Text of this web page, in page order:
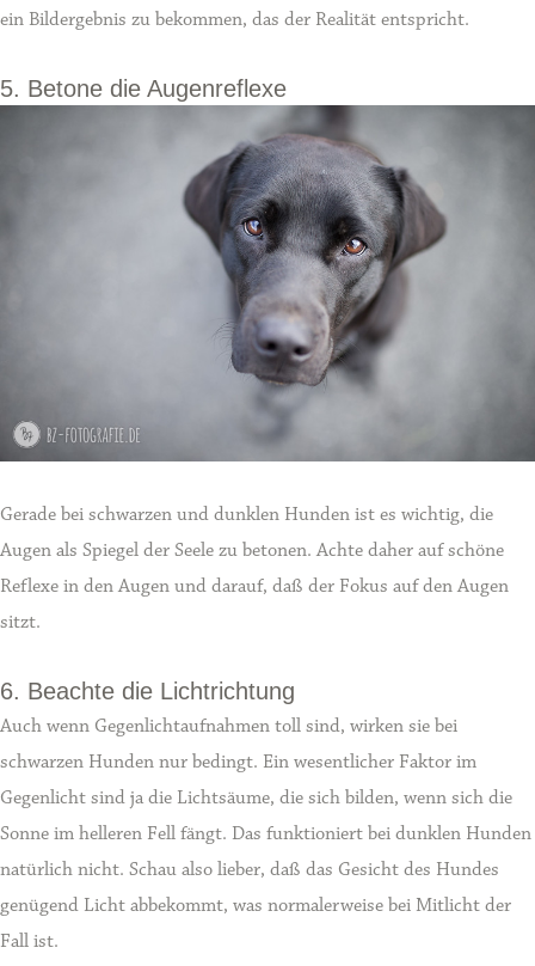
ein Bildergebnis zu bekommen, das der Realität entspricht.
5. Betone die Augenreflexe
Gerade bei schwarzen und dunklen Hunden ist es wichtig, die
Augen als Spiegel der Seele zu betonen. Achte daher auf schöne
Reflexe in den Augen und darauf, daß der Fokus auf den Augen
sitzt.
6. Beachte die Lichtrichtung
Auch wenn Gegenlichtaufnahmen toll sind, wirken sie bei
schwarzen Hunden nur bedingt. Ein wesentlicher Faktor im
Gegenlicht sind ja die Lichtsäume, die sich bilden, wenn sich die
Sonne im helleren Fell fängt. Das funktioniert bei dunklen Hunden
natürlich nicht. Schau also lieber, daß das Gesicht des Hundes
genügend Licht abbekommt, was normalerweise bei Mitlicht der
Fall ist.